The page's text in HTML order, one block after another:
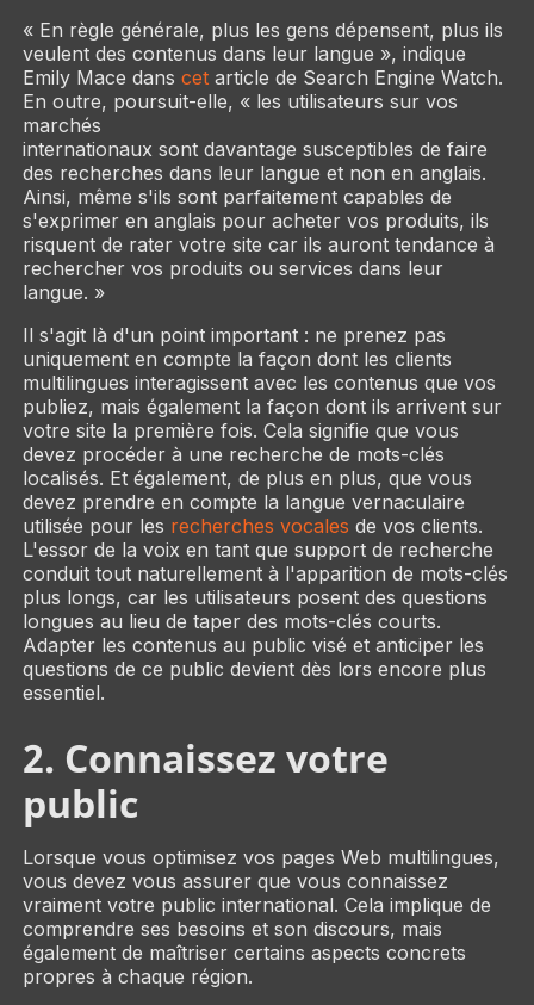
« En règle générale, plus les gens dépensent, plus ils
veulent des contenus dans leur langue », indique
Emily Mace dans cetarticle de Search Engine Watch.
En outre, poursuit-elle, « les utilisateurs sur vos
marchés
internationaux sont davantage susceptibles de faire
des recherches dans leur langue et non en anglais.
Ainsi, même s'ils sont parfaitement capables de
s'exprimer en anglais pour acheter vos produits, ils
risquent de rater votre site car ils auront tendance à
rechercher vos produits ou services dans leur
langue. »
Il s'agit là d'un point important : ne prenez pas
uniquement en compte la façon dont les clients
multilingues interagissent avec les contenus que vos
publiez, mais également la façon dont ils arrivent sur
votre site la première fois. Cela signifie que vous
devez procéder à une recherche de mots-clés
localisés. Et également, de plus en plus, que vous
devez prendre en compte la langue vernaculaire
utilisée pour les recherches vocales de vos clients.
L'essor de la voix en tant que support de recherche
conduit tout naturellement à l'apparition de mots-clés
plus longs, car les utilisateurs posent des questions
longues au lieu de taper des mots-clés courts.
Adapter les contenus au public visé et anticiper les
questions de ce public devient dès lors encore plus
essentiel.
2. Connaissez votre
public
Lorsque vous optimisez vos pages Web multilingues,
vous devez vous assurer que vous connaissez
vraiment votre public international. Cela implique de
comprendre ses besoins et son discours, mais
également de maîtriser certains aspects concrets
propres à chaque région.